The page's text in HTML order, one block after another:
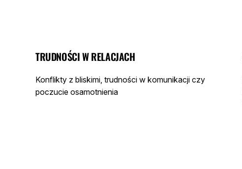
TRUDNOŚCI W RELACJACH
Konflikty z bliskimi, trudności w komunikacji czy
poczucie osamotnienia